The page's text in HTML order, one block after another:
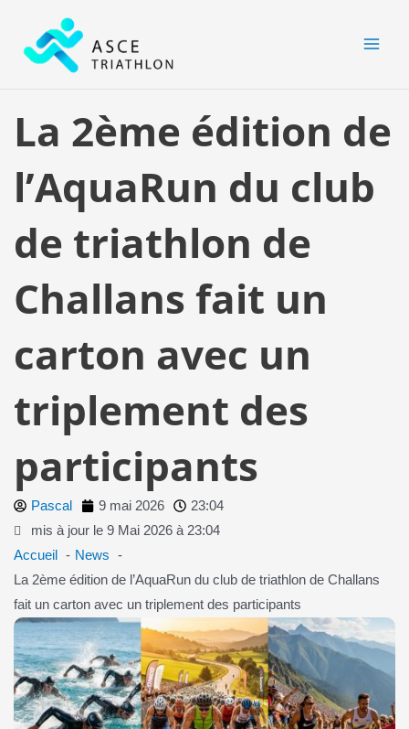
contenu
La 2ème édition de
l’AquaRun du club
de triathlon de
Challans fait un
carton avec un
triplement des
participants
Pascal 9 mai 2026
23:04
mis à jour le 9 Mai 2026 à 23:04
Accueil
News
La 2ème édition de l’AquaRun du club de triathlon de Challans
fait un carton avec un triplement des participants